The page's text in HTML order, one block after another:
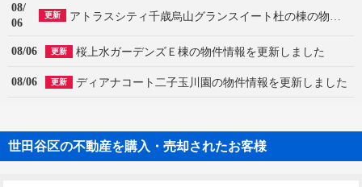
08/
06
更新
08/06 更新 桜上水ガーデンズＥ棟の物件情報を更新しました
08/06 更新 ディアナコート二子玉川園の物件情報を更新しました
世田谷区の不動産を購入・売却されたお客様